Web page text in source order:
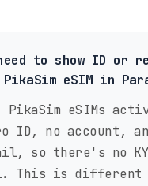
to show ID or
eSIM in
PikaSim eSIMs
ID, no account,
so there's no
This is different